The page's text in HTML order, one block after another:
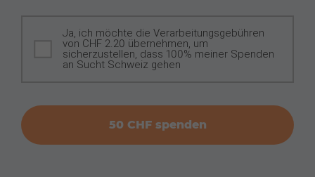
Ja, ich möchte die Verarbeitungsgebühren
von CHF 2.20 übernehmen, um
sicherzustellen, dass 100% meiner Spenden
an Sucht Schweiz gehen
50 CHF spenden